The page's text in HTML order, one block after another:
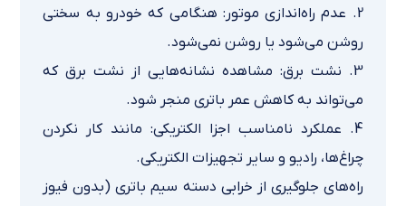
2. عدم راه‌اندازی موتور: هنگامی که خودرو به سختی
روشن می‌شود یا روشن نمی‌شود.
3. نشت برق: مشاهده نشانه‌هایی از نشت برق که
می‌تواند به کاهش عمر باتری منجر شود.
4. عملکرد نامناسب اجزا الکتریکی: مانند کار نکردن
چراغ‌ها، رادیو و سایر تجهیزات الکتریکی.
راه‌های جلوگیری از خرابی دسته سيم باتري (بدون فيوز